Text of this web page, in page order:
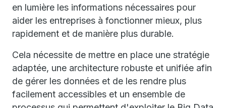
en lumière les informations nécessaires pour
aider les entreprises à fonctionner mieux, plus
rapidement et de manière plus durable.
Cela nécessite de mettre en place une stratégie
adaptée, une architecture robuste et unifiée afin
de gérer les données et de les rendre plus
facilement accessibles et un ensemble de